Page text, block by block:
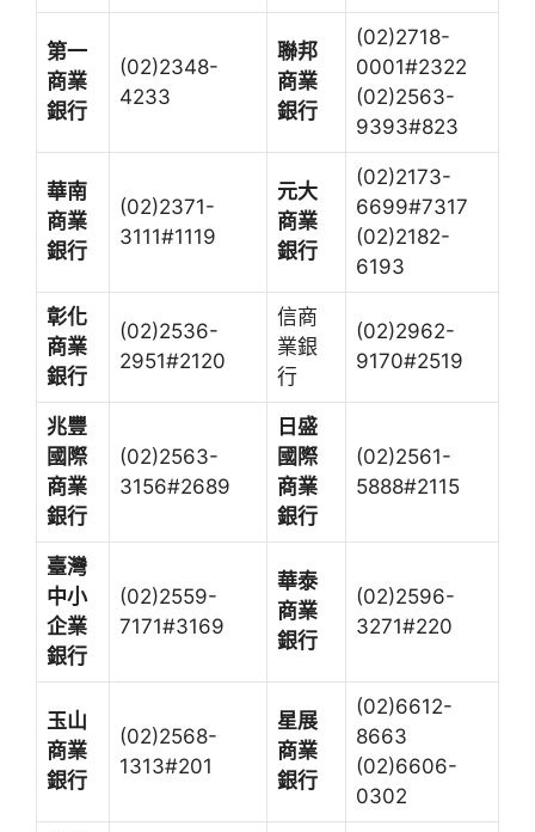
第一
商業
銀行
(02)2348-
4233
聯邦
商業
銀行
(02)2718-
0001#2322
(02)2563-
9393#823
華南
商業
銀行
(02)2371-
3111#1119
元大
商業
銀行
(02)2173-
6699#7317
(02)2182-
6193
彰化
商業
銀行
(02)2536-
2951#2120
信商
業銀
行
(02)2962-
9170#2519
兆豐
國際
商業
銀行
(02)2563-
3156#2689
日盛
國際
商業
銀行
(02)2561-
5888#2115
臺灣
中小
企業
銀行
(02)2559-
7171#3169
華泰
商業
銀行
(02)2596-
3271#220
玉山
商業
銀行
(02)2568-
1313#201
星展
商業
銀行
(02)6612-
8663
(02)6606-
0302